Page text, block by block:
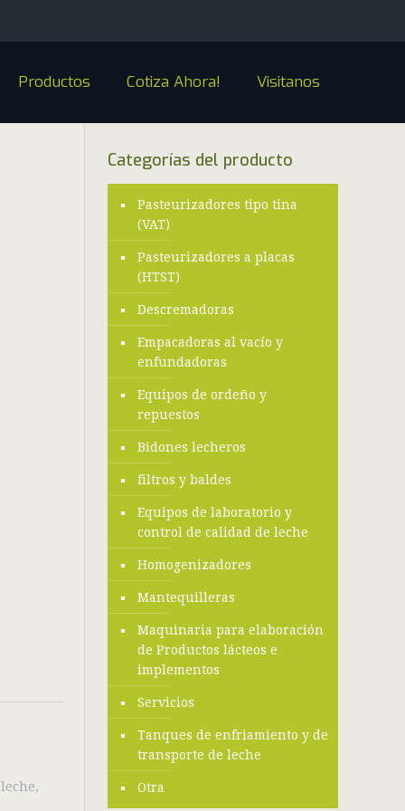
Productos Cotiza Ahora! Visitanos
Categorías del producto
Pasteurizadores tipo tina
(VAT)
Pasteurizadores a placas
(HTST)
Descremadoras
Empacadoras al vacío y
enfundadoras
Equipos de ordeño y
repuestos
Bidones lecheros
filtros y baldes
Equipos de laboratorio y
control de calidad de leche
Homogenizadores
Mantequilleras
Maquinaria para elaboración
de Productos lácteos e
implementos
Servicios
Tanques de enfriamiento y de
transporte de leche
Otra